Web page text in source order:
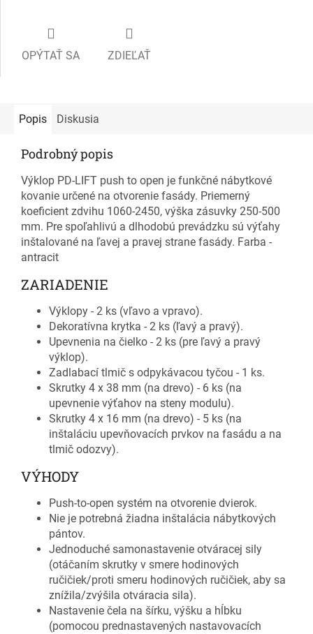
OPÝTAŤ SA ZDIEĽAŤ
Popis Diskusia
Podrobný popis
Výklop PD-LIFT push to open je funkčné nábytkové
kovanie určené na otvorenie fasády. Priemerný
koeficient zdvihu 1060-2450, výška zásuvky 250-500
mm. Pre spoľahlivú a dlhodobú prevádzku sú výťahy
inštalované na ľavej a pravej strane fasády. Farba -
antracit
ZARIADENIE
Výklopy - 2 ks (vľavo a vpravo).
Dekoratívna krytka - 2 ks (ľavý a pravý).
Upevnenia na čielko - 2 ks (pre ľavý a pravý
výklop).
Zadlabací tlmič s odpykávacou tyčou - 1 ks.
Skrutky 4 x 38 mm (na drevo) - 6 ks (na
upevnenie výťahov na steny modulu).
Skrutky 4 x 16 mm (na drevo) - 5 ks (na
inštaláciu upevňovacích prvkov na fasádu a na
tlmič odozvy).
VÝHODY
Push-to-open systém na otvorenie dvierok.
Nie je potrebná žiadna inštalácia nábytkových
pántov.
Jednoduché samonastavenie otváracej sily
(otáčaním skrutky v smere hodinových
ručičiek/proti smeru hodinových ručičiek, aby sa
znížila/zvýšila otváracia sila).
Nastavenie čela na šírku, výšku a hĺbku
(pomocou prednastavených nastavovacích